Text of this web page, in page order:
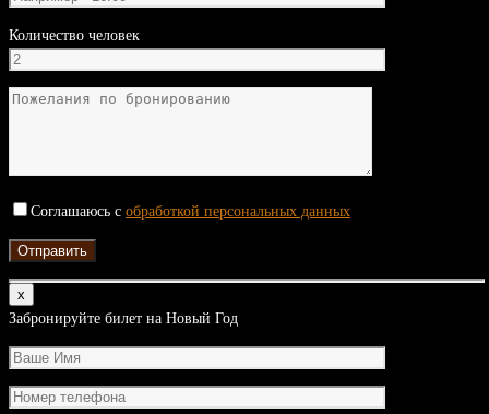
Количество человек
Соглашаюсь с обработкой персональных данных
х
Забронируйте билет на Новый Год